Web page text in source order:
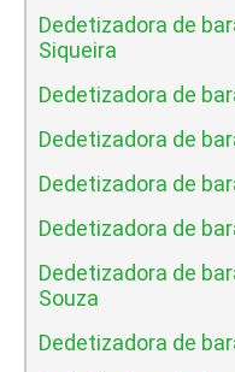
Dedetizadora de
Siqueira
Dedetizadora de
Dedetizadora de
Dedetizadora de
Dedetizadora de
Dedetizadora de
Souza
Dedetizadora de